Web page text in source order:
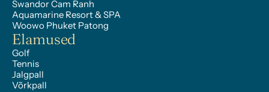
Swandor Cam Ranh
Aquamarine Resort & SPA
Woowo Phuket Patong
Elamused
Golf
Tennis
Jalgpall
Võrkpall